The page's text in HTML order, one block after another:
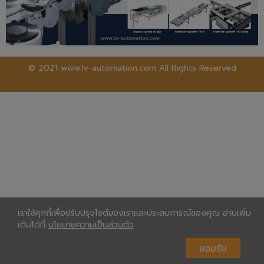
© 2021 www.lv-automation.com All Rights Reserved
เราใช้คุกกี้เพื่อปรับปรุงไซต์ของเราและประสบการณ์ของคุณ อ่านเพิ่ม
เติมได้ที่ นโยบายความเป็นส่วนตัว
ยอมรับ